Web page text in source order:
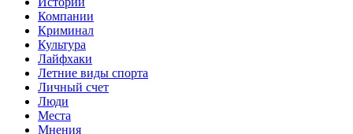
Компании
Криминал
Культура
Лайфхаки
Летние виды спорта
Личный счет
Люди
Места
Мнения